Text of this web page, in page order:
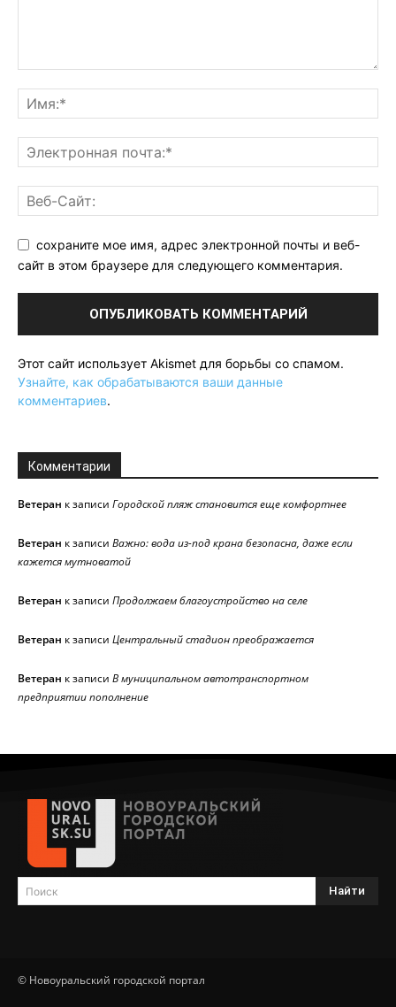
сохраните мое имя, адрес электронной почты и веб-
сайт в этом браузере для следующего комментария.
Этот сайт использует Akismet для борьбы со спамом.
Узнайте, как обрабатываются ваши данные
комментариев.
Комментарии
Ветеран к записи Городской пляж становится еще комфортнее
Ветеран к записи Важно: вода из-под крана безопасна, даже если
кажется мутноватой
Ветеран к записи Продолжаем благоустройство на селе
Ветеран к записи Центральный стадион преображается
Ветеран к записи В муниципальном автотранспортном
предприятии пополнение
Поиск Найти
© Новоуральский городской портал